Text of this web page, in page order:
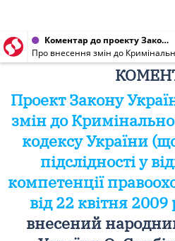
Коментар до проекту Закону України від 22.04.2009 № 4405